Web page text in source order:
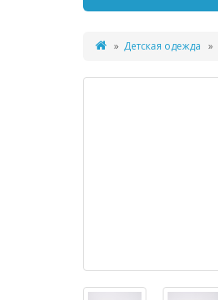
Детская одежда